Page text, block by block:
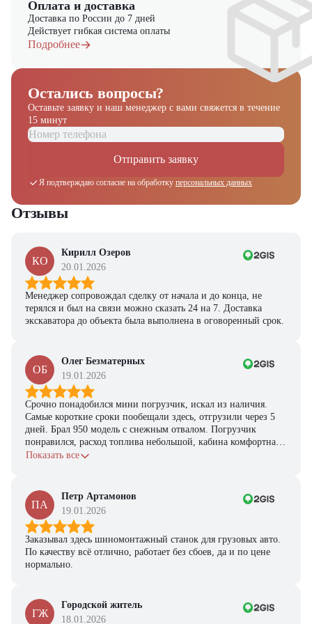
Оплата и доставка
Доставка по России до 7 дней
Действует гибкая система оплаты
Подробнее
Остались вопросы?
Оставьте заявку и наш менеджер с вами свяжется в течение
15 минут
Отправить заявку
Я подтверждаю согласие на обработку персональных данных
Отзывы
КО
Кирилл Озеров
20.01.2026
Менеджер сопровождал сделку от начала и до конца, не
терялся и был на связи можно сказать 24 на 7. Доставка
экскаватора до объекта была выполнена в оговоренный срок.
ОБ
Олег Безматерных
19.01.2026
Срочно понадобился мини погрузчик, искал из наличия.
Самые короткие сроки пообещали здесь, отгрузили через 5
дней. Брал 950 модель с снежным отвалом. Погрузчик
понравился, расход топлива небольшой, кабина комфортная,
с задачами справляется.
Показать все
ПА
Петр Артамонов
19.01.2026
Заказывал здесь шиномонтажный станок для грузовых авто.
По качеству всё отлично, работает без сбоев, да и по цене
нормально.
ГЖ
Городской житель
18.01.2026